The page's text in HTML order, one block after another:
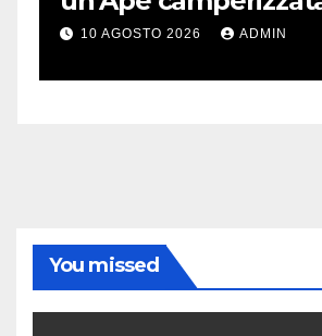
l’incredibile impresa
10 AGOSTO 2026 ADMIN
You missed